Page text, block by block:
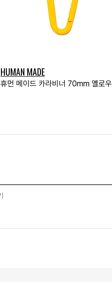
HUMAN MADE
휴먼 메이드 카라비너 70mm 옐로우